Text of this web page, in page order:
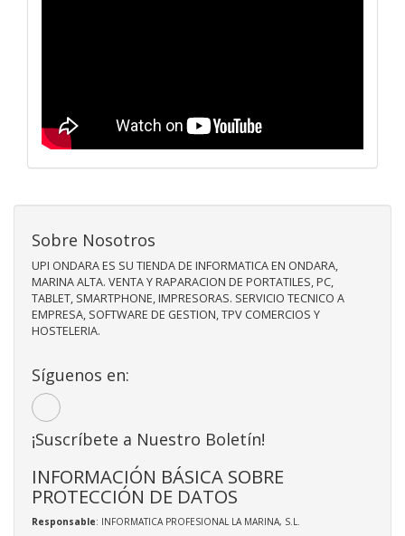
Sobre Nosotros
UPI ONDARA ES SU TIENDA DE INFORMATICA EN ONDARA,
MARINA ALTA. VENTA Y RAPARACION DE PORTATILES, PC,
TABLET, SMARTPHONE, IMPRESORAS. SERVICIO TECNICO A
EMPRESA, SOFTWARE DE GESTION, TPV COMERCIOS Y
HOSTELERIA.
Síguenos en:
¡Suscríbete a Nuestro Boletín!
INFORMACIÓN BÁSICA SOBRE
PROTECCIÓN DE DATOS
Responsable: INFORMATICA PROFESIONAL LA MARINA, S.L.